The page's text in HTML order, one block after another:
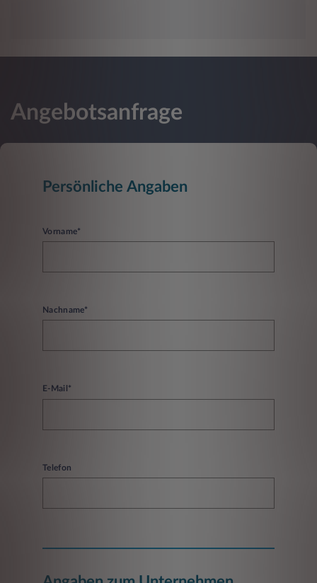
Angebotsanfrage
Persönliche Angaben
Vorname*
Nachname*
E-Mail*
Telefon